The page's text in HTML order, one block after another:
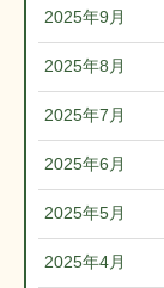
2025年9月
2025年8月
2025年7月
2025年6月
2025年5月
2025年4月